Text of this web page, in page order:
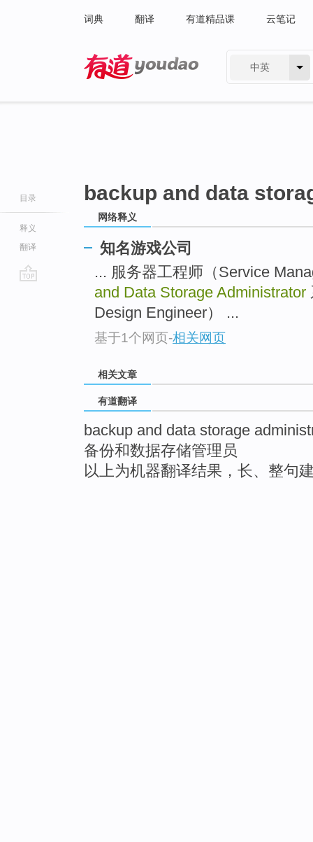
词典 翻译 有道精品课 云笔记
中英
目录
释义
翻译
backup and data
网络释义
知名游戏公司
... 服务器工程师（Service
and Data Storage Administrator
Design Engineer） ...
基于1个网页-相关网页
相关文章
有道翻译
backup and data storage
备份和数据存储管理员
以上为机器翻译结果，长、整句